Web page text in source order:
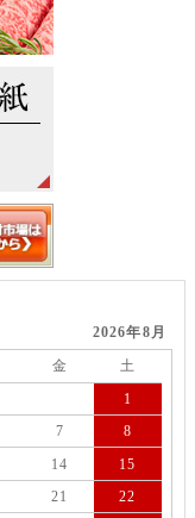
2026年8月
金
土
1
7
8
14
15
21
22